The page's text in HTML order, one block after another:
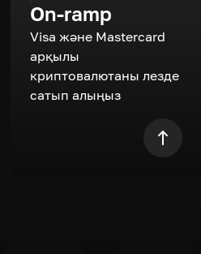
On-ramp
Visa және Mastercard
арқылы
криптовалютаны лезде
сатып алыңыз